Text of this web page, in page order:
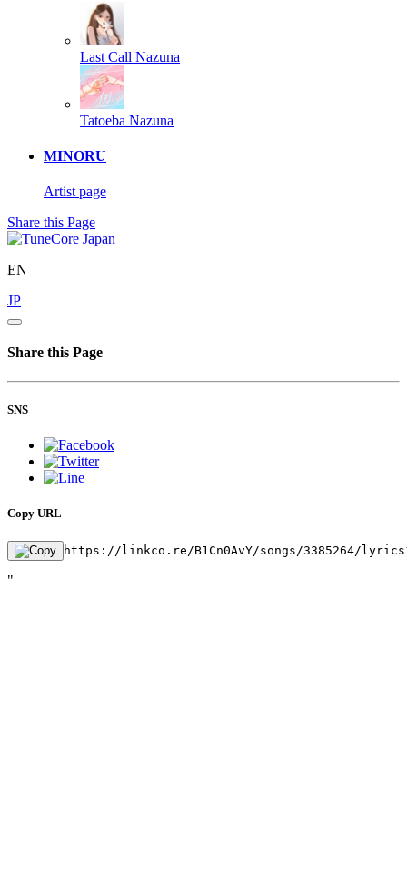
Last Call Nazuna
Tatoeba Nazuna
MINORU
Artist page
Share this Page
EN
JP
Share this Page
SNS
Copy URL
https://linkco.re/B1Cn0AvY/songs/3385264/
"